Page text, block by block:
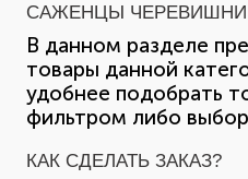
САЖЕНЦЫ ЧЕРЕВИШНИ
В данном разделе
товары данной
удобнее подобрать
фильтром либо
КАК СДЕЛАТЬ ЗАКАЗ?